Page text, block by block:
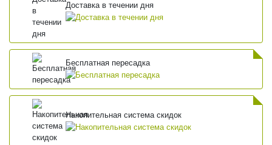
Доставка в течении дня
Бесплатная пересадка
Накопительная система скидок